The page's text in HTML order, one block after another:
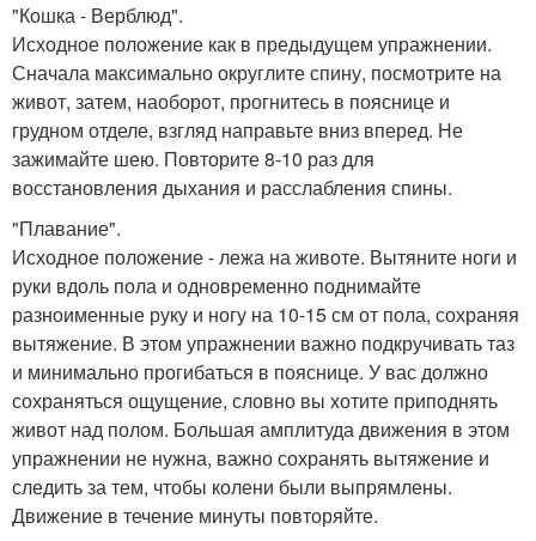
"Кошка - Верблюд".
Исходное положение как в предыдущем упражнении.
Сначала максимально округлите спину, посмотрите на
живот, затем, наоборот, прогнитесь в пояснице и
грудном отделе, взгляд направьте вниз вперед. Не
зажимайте шею. Повторите 8-10 раз для
восстановления дыхания и расслабления спины.
"Плавание".
Исходное положение - лежа на животе. Вытяните ноги и
руки вдоль пола и одновременно поднимайте
разноименные руку и ногу на 10-15 см от пола, сохраняя
вытяжение. В этом упражнении важно подкручивать таз
и минимально прогибаться в пояснице. У вас должно
сохраняться ощущение, словно вы хотите приподнять
живот над полом. Большая амплитуда движения в этом
упражнении не нужна, важно сохранять вытяжение и
следить за тем, чтобы колени были выпрямлены.
Движение в течение минуты повторяйте.